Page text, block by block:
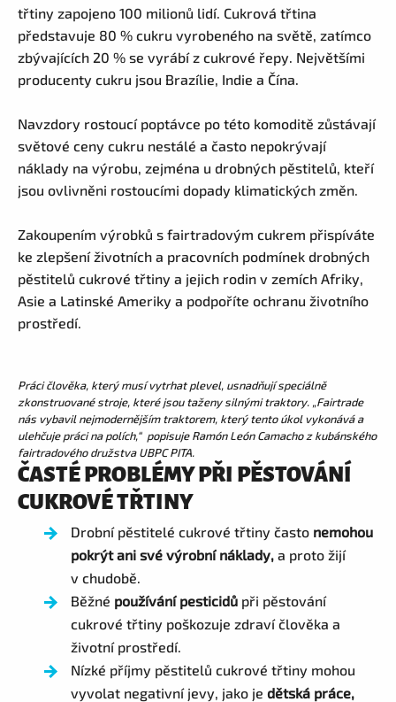
třtiny zapojeno 100 milionů lidí. Cukrová třtina
představuje 80 % cukru vyrobeného na světě, zatímco
zbývajících 20 % se vyrábí z cukrové řepy. Největšími
producenty cukru jsou Brazílie, Indie a Čína.
Navzdory rostoucí poptávce po této komoditě zůstávají
světové ceny cukru nestálé a často nepokrývají
náklady na výrobu, zejména u drobných pěstitelů, kteří
jsou ovlivněni rostoucími dopady klimatických změn.
Zakoupením výrobků s fairtradovým cukrem přispíváte
ke zlepšení životních a pracovních podmínek drobných
pěstitelů cukrové třtiny a jejich rodin v zemích Afriky,
Asie a Latinské Ameriky a podpoříte ochranu životního
prostředí.
Práci člověka, který musí vytrhat plevel, usnadňují speciálně
zkonstruované stroje, které jsou taženy silnými traktory. „Fairtrade
nás vybavil nejmodernějším traktorem, který tento úkol vykonává a
ulehčuje práci na polích,“ popisuje Ramón León Camacho z kubánského
fairtradového družstva UBPC PITA.
ČASTÉ PROBLÉMY PŘI PĚSTOVÁNÍ
CUKROVÉ TŘTINY
Drobní pěstitelé cukrové třtiny často nemohou
pokrýt ani své výrobní náklady, a proto žijí
v chudobě.
Běžné používání pesticidů při pěstování
cukrové třtiny poškozuje zdraví člověka a
životní prostředí.
Nízké příjmy pěstitelů cukrové třtiny mohou
vyvolat negativní jevy, jako je dětská práce,